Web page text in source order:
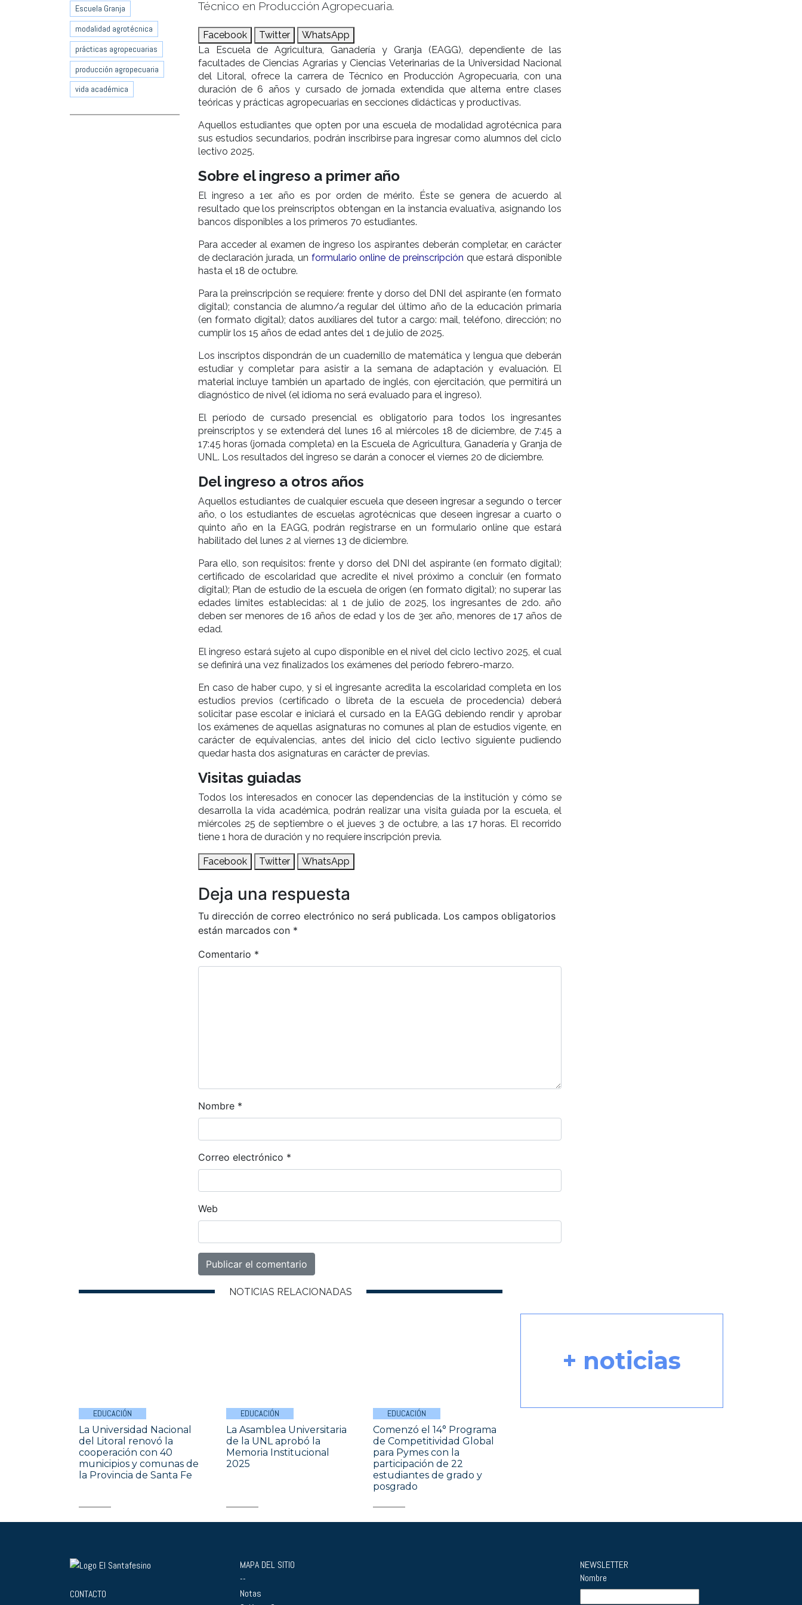
Escuela Granja
modalidad agrotécnica
prácticas agropecuarias
producción agropecuaria
vida académica
Técnico en Producción Agropecuaria.
Facebook Twitter
WhatsApp
La Escuela de Agricultura, Ganadería y Granja (EAGG), dependiente de las
facultades de Ciencias Agrarias y Ciencias Veterinarias de la Universidad Nacional
del Litoral, ofrece la carrera de Técnico en Producción Agropecuaria, con una
duración de 6 años y cursado de jornada extendida que alterna entre clases
teóricas y prácticas agropecuarias en secciones didácticas y productivas.
Aquellos estudiantes que opten por una escuela de modalidad agrotécnica para
sus estudios secundarios, podrán inscribirse para ingresar como alumnos del ciclo
lectivo 2025.
Sobre el ingreso a primer año
El ingreso a 1er. año es por orden de mérito. Éste se genera de acuerdo al
resultado que los preinscriptos obtengan en la instancia evaluativa, asignando los
bancos disponibles a los primeros 70 estudiantes.
Para acceder al examen de ingreso los aspirantes deberán completar, en carácter
de declaración jurada, un formulario online de preinscripción que estará disponible
hasta el 18 de octubre.
Para la preinscripción se requiere: frente y dorso del DNI del aspirante (en formato
digital); constancia de alumno/a regular del último año de la educación primaria
(en formato digital); datos auxiliares del tutor a cargo: mail, teléfono, dirección; no
cumplir los 15 años de edad antes del 1 de julio de 2025.
Los inscriptos dispondrán de un cuadernillo de matemática y lengua que deberán
estudiar y completar para asistir a la semana de adaptación y evaluación. El
material incluye también un apartado de inglés, con ejercitación, que permitirá un
diagnóstico de nivel (el idioma no será evaluado para el ingreso).
El período de cursado presencial es obligatorio para todos los ingresantes
preinscriptos y se extenderá del lunes 16 al miércoles 18 de diciembre, de 7:45 a
17:45 horas (jornada completa) en la Escuela de Agricultura, Ganadería y Granja de
UNL. Los resultados del ingreso se darán a conocer el viernes 20 de diciembre.
Del ingreso a otros años
Aquellos estudiantes de cualquier escuela que deseen ingresar a segundo o tercer
año, o los estudiantes de escuelas agrotécnicas que deseen ingresar a cuarto o
quinto año en la EAGG, podrán registrarse en un formulario online que estará
habilitado del lunes 2 al viernes 13 de diciembre.
Para ello, son requisitos: frente y dorso del DNI del aspirante (en formato digital);
certificado de escolaridad que acredite el nivel próximo a concluir (en formato
digital); Plan de estudio de la escuela de origen (en formato digital); no superar las
edades límites establecidas: al 1 de julio de 2025, los ingresantes de 2do. año
deben ser menores de 16 años de edad y los de 3er. año, menores de 17 años de
edad.
El ingreso estará sujeto al cupo disponible en el nivel del ciclo lectivo 2025, el cual
se definirá una vez finalizados los exámenes del período febrero-marzo.
En caso de haber cupo, y si el ingresante acredita la escolaridad completa en los
estudios previos (certificado o libreta de la escuela de procedencia) deberá
solicitar pase escolar e iniciará el cursado en la EAGG debiendo rendir y aprobar
los exámenes de aquellas asignaturas no comunes al plan de estudios vigente, en
carácter de equivalencias, antes del inicio del ciclo lectivo siguiente pudiendo
quedar hasta dos asignaturas en carácter de previas.
Visitas guiadas
Todos los interesados en conocer las dependencias de la institución y cómo se
desarrolla la vida académica, podrán realizar una visita guiada por la escuela, el
miércoles 25 de septiembre o el jueves 3 de octubre, a las 17 horas. El recorrido
tiene 1 hora de duración y no requiere inscripción previa.
Facebook Twitter WhatsApp
Deja una respuesta
Tu dirección de correo electrónico no será publicada. Los campos obligatorios
están marcados con *
Comentario *
Nombre *
Correo electrónico *
Web
NOTICIAS RELACIONADAS
EDUCACIÓN
La Universidad Nacional
del Litoral renovó la
cooperación con 40
municipios y comunas de
la Provincia de Santa Fe
EDUCACIÓN
La Asamblea Universitaria
de la UNL aprobó la
Memoria Institucional
2025
EDUCACIÓN
Comenzó el 14° Programa
de Competitividad Global
para Pymes con la
participación de 22
estudiantes de grado y
posgrado
+ noticias
CONTACTO
MAPA DEL SITIO
--
Notas
NEWSLETTER
Nombre